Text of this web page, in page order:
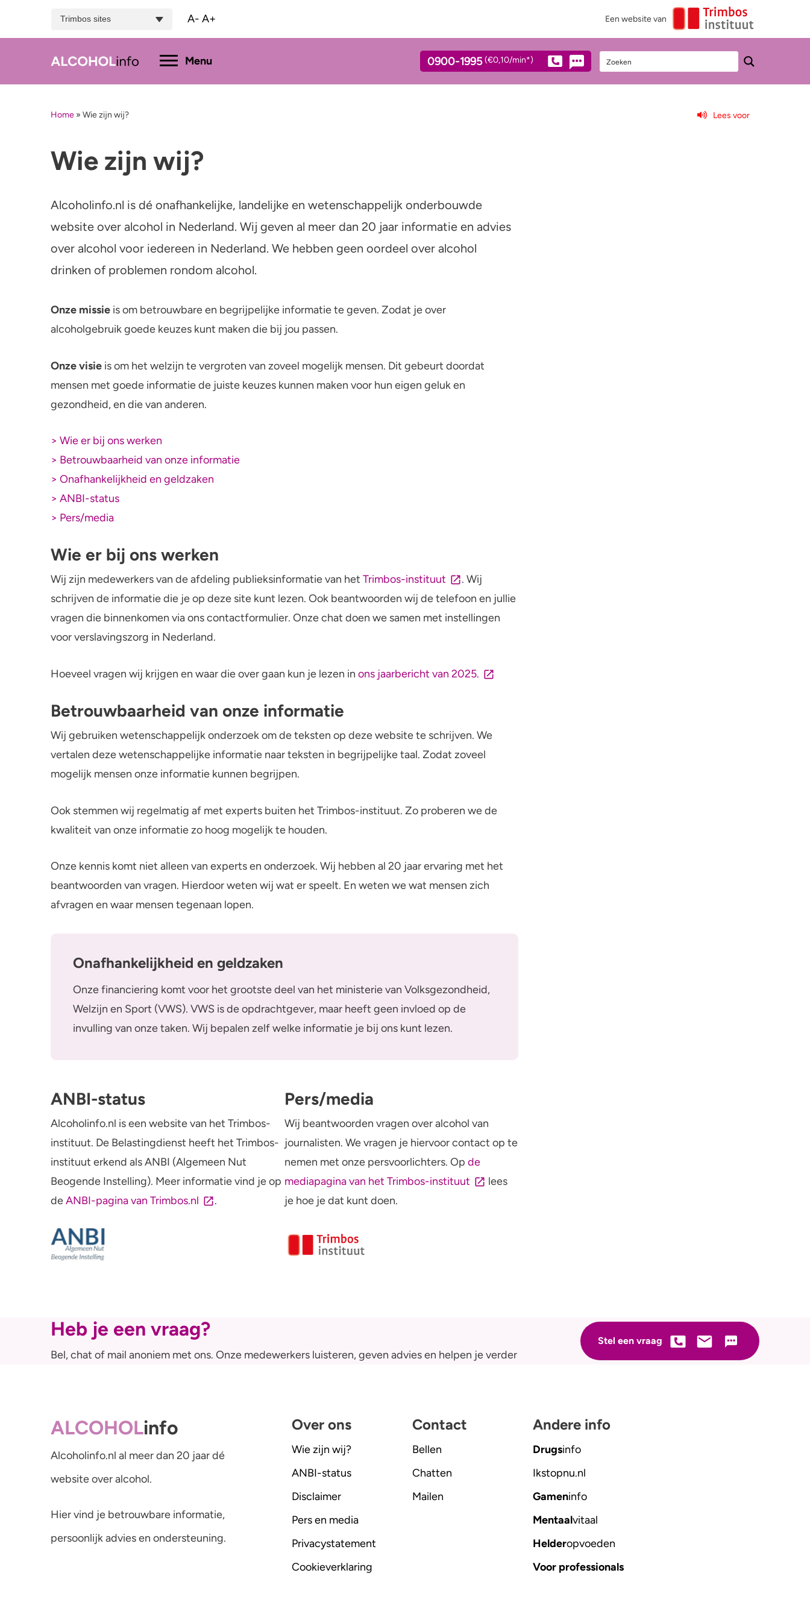
Trimbos sites A- A+ Een website van
MenuHoofdmenu 0900-1995 (€0,10/min*)
Menu
Feiten & tips
Effecten en risico’s
Minder drinken of stoppen?
Hulp
Mentale gezondheid
Wet
Test jezelf
Test je drinkgedrag
Test je kennis
Uitgebreide drinktest Alcohol en opvoeden
Home » Wie zijn wij? Lees voor
Wie zijn wij?
Alcoholinfo.nl is dé onafhankelijke, landelijke en wetenschappelijk onderbouwde
website over alcohol in Nederland. Wij geven al meer dan 20 jaar informatie en advies
over alcohol voor iedereen in Nederland. We hebben geen oordeel over alcohol
drinken of problemen rondom alcohol.
Onze missie is om betrouwbare en begrijpelijke informatie te geven. Zodat je over
alcoholgebruik goede keuzes kunt maken die bij jou passen.
Onze visie is om het welzijn te vergroten van zoveel mogelijk mensen. Dit gebeurt doordat
mensen met goede informatie de juiste keuzes kunnen maken voor hun eigen geluk en
gezondheid, en die van anderen.
> Wie er bij ons werken
> Betrouwbaarheid van onze informatie
> Onafhankelijkheid en geldzaken
> ANBI-status
> Pers/media
Wie er bij ons werken
Wij zijn medewerkers van de afdeling publieksinformatie van het Trimbos-instituut
. Wij
schrijven de informatie die je op deze site kunt lezen. Ook beantwoorden wij de telefoon en jullie
vragen die binnenkomen via ons contactformulier. Onze chat doen we samen met instellingen
voor verslavingszorg in Nederland.
Hoeveel vragen wij krijgen en waar die over gaan kun je lezen in ons jaarbericht van 2025.
Betrouwbaarheid van onze informatie
Wij gebruiken wetenschappelijk onderzoek om de teksten op deze website te schrijven. We
vertalen deze wetenschappelijke informatie naar teksten in begrijpelijke taal. Zodat zoveel
mogelijk mensen onze informatie kunnen begrijpen.
Ook stemmen wij regelmatig af met experts buiten het Trimbos-instituut. Zo proberen we de
kwaliteit van onze informatie zo hoog mogelijk te houden.
Onze kennis komt niet alleen van experts en onderzoek. Wij hebben al 20 jaar ervaring met het
beantwoorden van vragen. Hierdoor weten wij wat er speelt. En weten we wat mensen zich
afvragen en waar mensen tegenaan lopen.
Onafhankelijkheid en geldzaken
Onze financiering komt voor het grootste deel van het ministerie van Volksgezondheid,
Welzijn en Sport (VWS). VWS is de opdrachtgever, maar heeft geen invloed op de
invulling van onze taken. Wij bepalen zelf welke informatie je bij ons kunt lezen.
ANBI-status
Alcoholinfo.nl is een website van het Trimbos-
instituut. De Belastingdienst heeft het Trimbos-
instituut erkend als ANBI (Algemeen Nut
Beogende Instelling). Meer informatie vind je op
deANBI-pagina van Trimbos.nl .
Pers/media
Wij beantwoorden vragen over alcohol van
journalisten. We vragen je hiervoor contact op te
nemen met onze persvoorlichters. Op de
mediapagina van het Trimbos-instituut
lees
je hoe je dat kunt doen.
Heb je een vraag?
Bel, chat of mail anoniem met ons. Onze medewerkers luisteren, geven advies en helpen je verder
Stel een vraag
ALCOHOLinfo
Alcoholinfo.nl al meer dan 20 jaar dé
website over alcohol.
Hier vind je betrouwbare informatie,
persoonlijk advies en ondersteuning.
Over ons
Wie zijn wij?
ANBI-status
Disclaimer
Pers en media
Privacystatement
Cookieverklaring
Contact
Bellen
Chatten
Mailen
Andere info
Drugsinfo
Ikstopnu.nl
Gameninfo
Mentaalvitaal
Helderopvoeden
Voor professionals